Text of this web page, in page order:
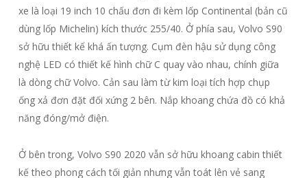
xe là loại 19 inch 10 chấu đơn đi kèm lốp Continental (bản cũ
dùng lốp Michelin) kích thước 255/40. Ở phía sau, Volvo S90
sở hữu thiết kế khá ấn tượng. Cụm đèn hậu sử dụng công
nghệ LED có thiết kế hình chữ C quay vào nhau, chính giữa
là dòng chữ Volvo. Cản sau làm từ kim loại tích hợp chụp
ống xả đơn đặt đối xứng 2 bên. Nắp khoang chứa đồ có khả
năng đóng/mở điện.
Ở bên trong, Volvo S90 2020 vẫn sở hữu khoang cabin thiết
kế theo phong cách tối giản nhưng vẫn toát lên vẻ sang